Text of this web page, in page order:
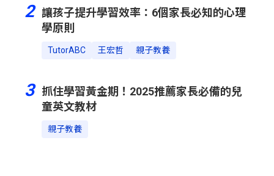
2
讓孩子提升學習效率：6個家長必知的心理
學原則
TutorABC 王宏哲 親子教養
3
抓住學習黃金期！2025推薦家長必備的兒
童英文教材
親子教養